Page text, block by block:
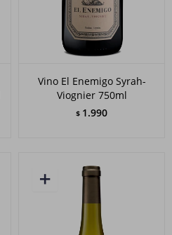
Vino El Enemigo Syrah-
Viognier 750ml
$ 1.990